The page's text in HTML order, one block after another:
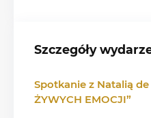
Szczegóły
Spotkanie z Natalią de
ŻYWYCH EMOCJI”